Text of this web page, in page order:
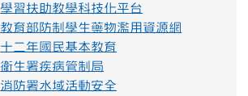
詐騙、色情應召詐財詐騙等。因此，教育部
建置「不迷小紅書，青春不迷途」專區，提
供小紅書潛在威脅教育宣導資源及講師資
料，請多加推廣運用。
https://eliteracy.edu.tw/Shorts/xiaohongshu.html
學習扶助教學科技化平台
教育部防制學生藥物濫用資源網
十二年國民基本教育
衛生署疾病管制局
消防署水域活動安全